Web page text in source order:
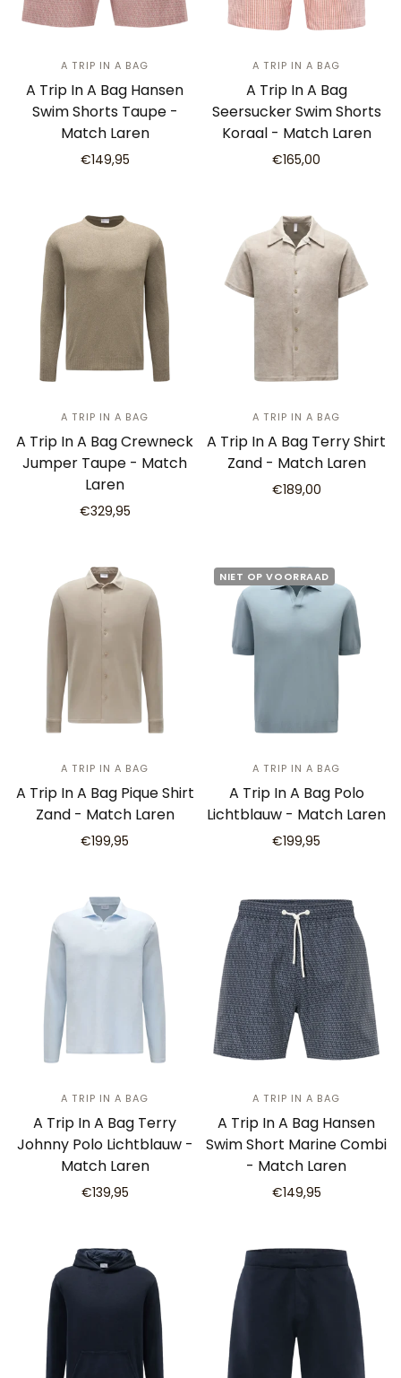
A TRIP IN A BAG
A Trip In A Bag Hansen
Swim Shorts Taupe -
Match Laren
€149,95
A TRIP IN A BAG
A Trip In A Bag
Seersucker Swim Shorts
Koraal - Match Laren
€165,00
A TRIP IN A BAG
A Trip In A Bag Crewneck
Jumper Taupe - Match
Laren
€329,95
A TRIP IN A BAG
A Trip In A Bag Terry Shirt
Zand - Match Laren
€189,00
A TRIP IN A BAG
A Trip In A Bag Pique Shirt
Zand - Match Laren
€199,95
NIET OP VOORRAAD
A TRIP IN A BAG
A Trip In A Bag Polo
Lichtblauw - Match Laren
€199,95
A TRIP IN A BAG
A Trip In A Bag Terry
Johnny Polo Lichtblauw -
Match Laren
€139,95
A TRIP IN A BAG
A Trip In A Bag Hansen
Swim Short Marine Combi
- Match Laren
€149,95